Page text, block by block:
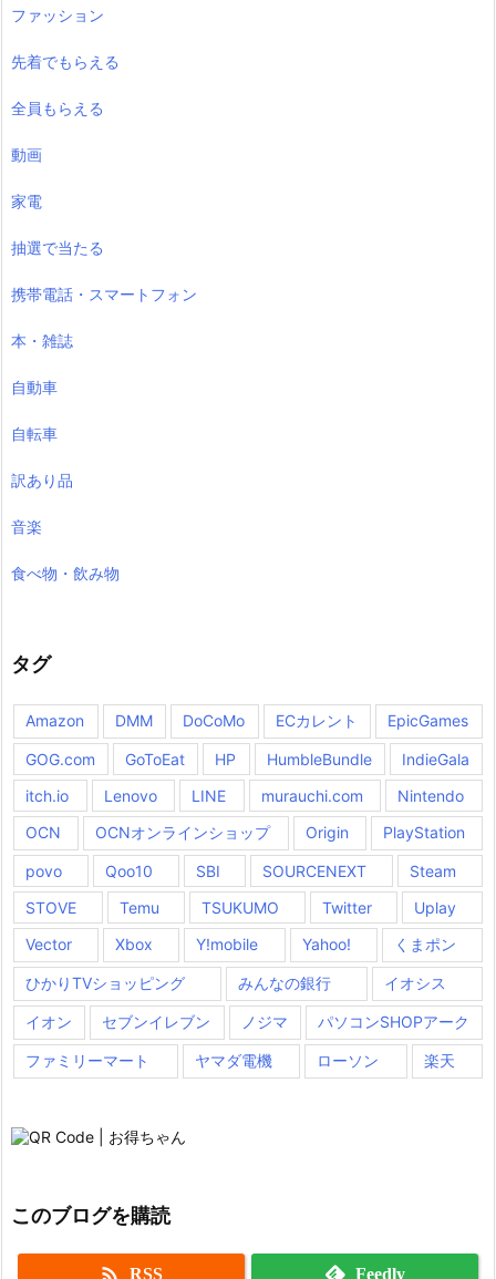
ファッション
先着でもらえる
全員もらえる
動画
家電
抽選で当たる
携帯電話・スマートフォン
本・雑誌
自動車
自転車
訳あり品
音楽
食べ物・飲み物
タグ
Amazon DMM DoCoMo ECカレント EpicGames
GOG.com GoToEat HP HumbleBundle
IndieGala
itch.io
Lenovo LINE murauchi.com
Nintendo
OCN
OCNオンラインショップ Origin PlayStation
povo Qoo10 SBI SOURCENEXT
Steam
STOVE
Temu TSUKUMO Twitter
Uplay
Vector
Xbox Y!mobile Yahoo! くまポン
ひかりTVショッピング みんなの銀行 イオシス
イオン セブンイレブン ノジマ パソコンSHOPアーク
ファミリーマート ヤマダ電機 ローソン 楽天
このブログを購読
 RSS Feedly